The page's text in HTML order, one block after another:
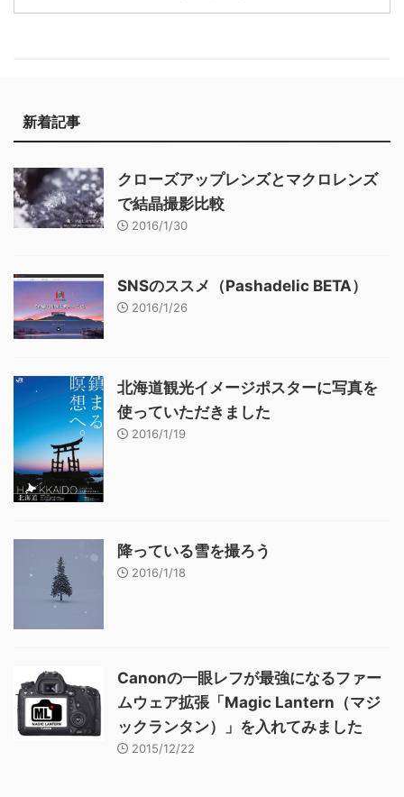
新着記事
クローズアップレンズとマクロレンズ
で結晶撮影比較
2016/1/30
SNSのススメ（Pashadelic BETA）
2016/1/26
北海道観光イメージポスターに写真を
使っていただきました
2016/1/19
降っている雪を撮ろう
2016/1/18
Canonの一眼レフが最強になるファー
ムウェア拡張「Magic Lantern（マジ
ックランタン）」を入れてみました
2015/12/22